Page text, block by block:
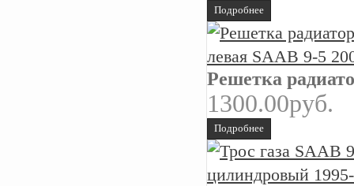
Подробнее
Решетка
1300.00руб.
Подробнее